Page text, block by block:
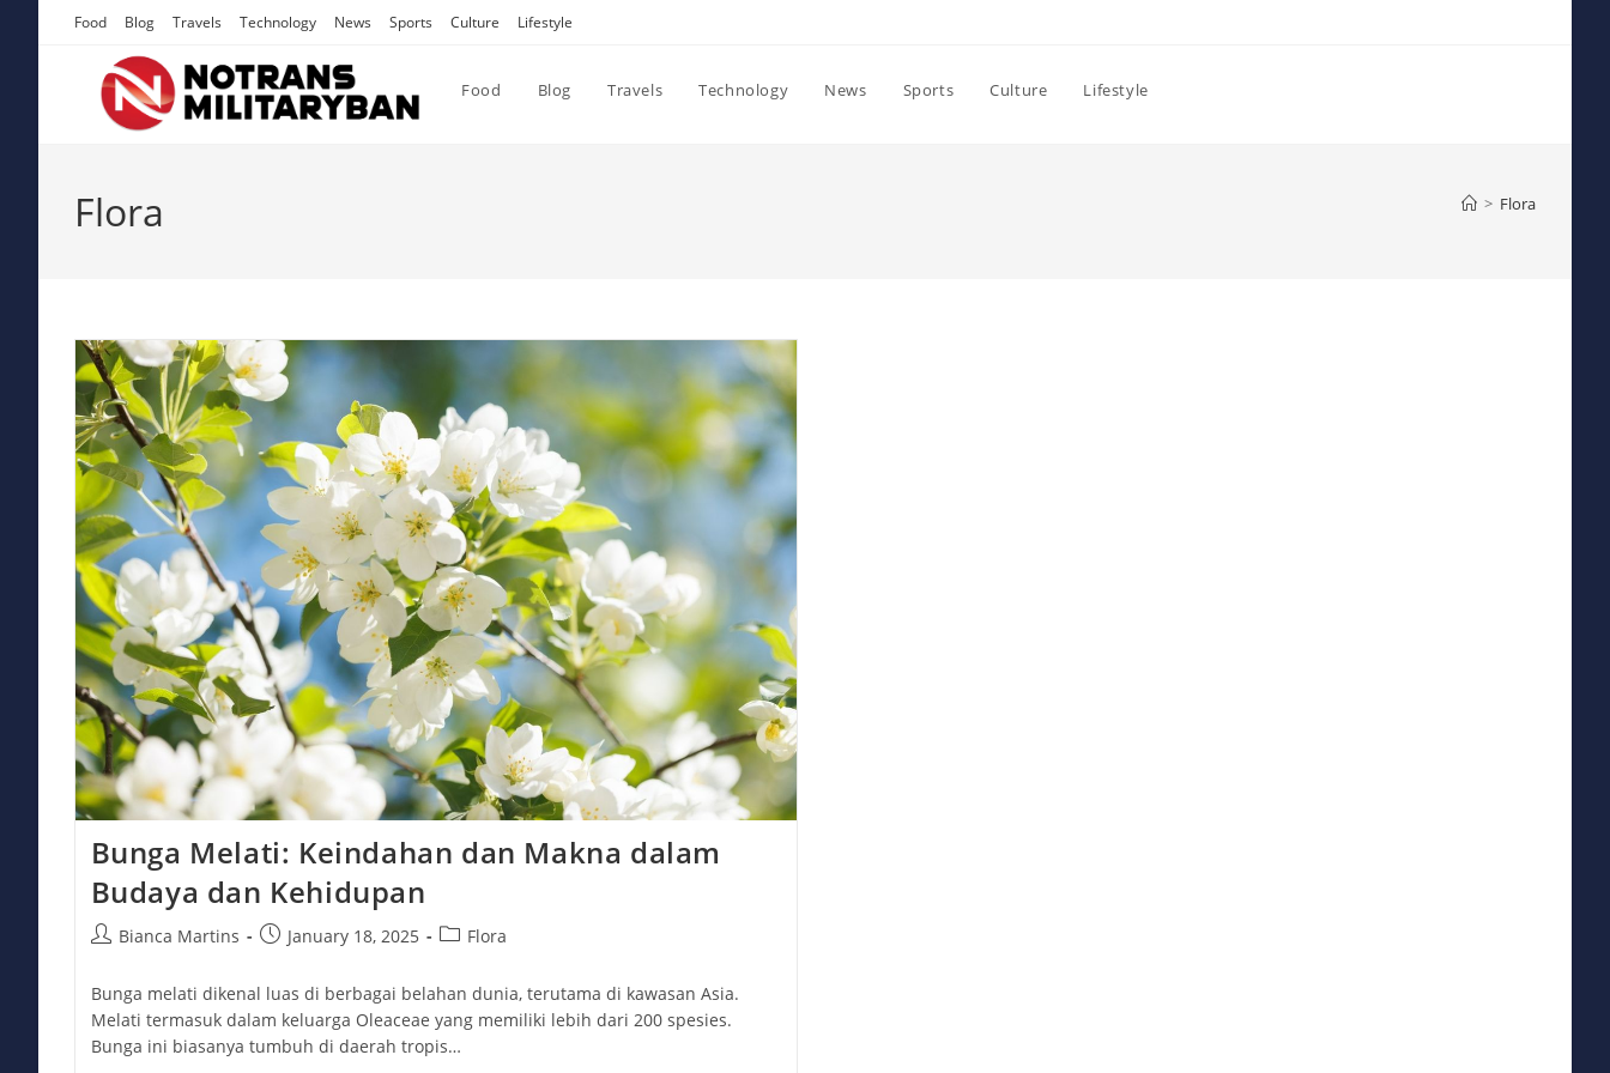
Food Blog Travels Technology News Sports Culture Lifestyle
Food Blog Travels Technology News Sports Culture Lifestyle
Flora > Flora
Bunga Melati: Keindahan dan Makna dalam
Budaya dan Kehidupan
PostBianca Martins
PostJanuary 18, 2025
PostFlora
Bunga melati dikenal luas di berbagai belahan dunia, terutama di kawasan Asia.
Melati termasuk dalam keluarga Oleaceae yang memiliki lebih dari 200 spesies.
Bunga ini biasanya tumbuh di daerah tropis…